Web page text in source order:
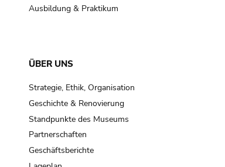
Ausbildung & Praktikum
ÜBER UNS
Strategie, Ethik, Organisation
Geschichte & Renovierung
Standpunkte des Museums
Partnerschaften
Geschäftsberichte